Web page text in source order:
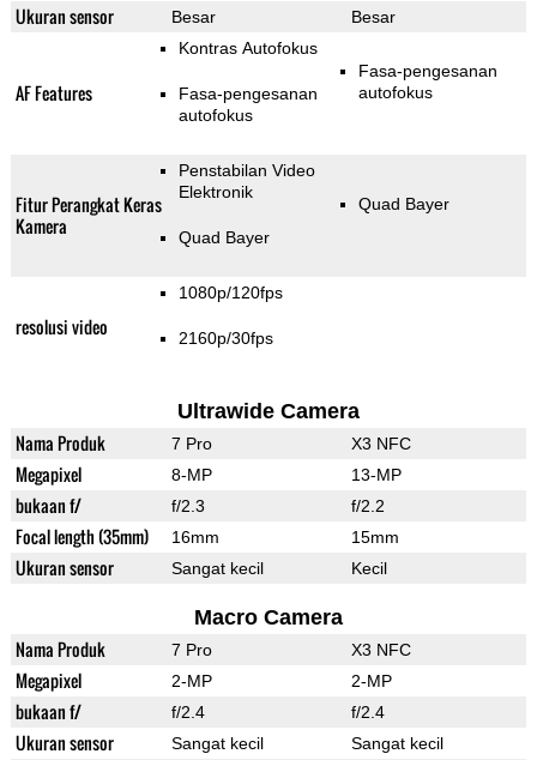
Ukuran sensor Besar Besar
AF Features
Kontras Autofokus
Fasa-pengesanan
autofokus
Fasa-pengesanan
autofokus
Fitur Perangkat Keras
Kamera
Penstabilan Video
Elektronik
Quad Bayer
Quad Bayer
resolusi video
1080p/120fps
2160p/30fps
Ultrawide Camera
Nama Produk 7 Pro X3 NFC
Megapixel 8-MP 13-MP
bukaan f/ f/2.3 f/2.2
Focal length (35mm) 16mm 15mm
Ukuran sensor Sangat kecil Kecil
Macro Camera
Nama Produk 7 Pro X3 NFC
Megapixel 2-MP 2-MP
bukaan f/ f/2.4 f/2.4
Ukuran sensor Sangat kecil Sangat kecil